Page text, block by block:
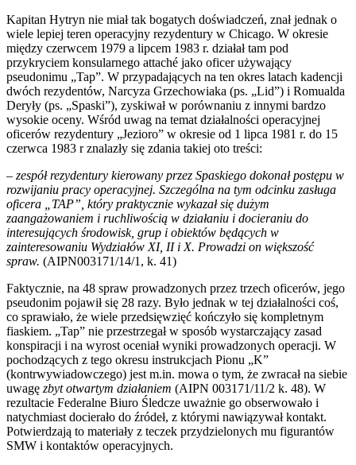
Kapitan Hytryn nie miał tak bogatych doświadczeń, znał jednak o
wiele lepiej teren operacyjny rezydentury w Chicago. W okresie
między czerwcem 1979 a lipcem 1983 r. działał tam pod
przykryciem konsularnego attaché jako oficer używający
pseudonimu „Tap”. W przypadających na ten okres latach kadencji
dwóch rezydentów, Narcyza Grzechowiaka (ps. „Lid”) i Romualda
Deryły (ps. „Spaski”), zyskiwał w porównaniu z innymi bardzo
wysokie oceny. Wśród uwag na temat działalności operacyjnej
oficerów rezydentury „Jezioro” w okresie od 1 lipca 1981 r. do 15
czerwca 1983 r znalazły się zdania takiej oto treści:
– zespół rezydentury kierowany przez Spaskiego dokonał postępu w
rozwijaniu pracy operacyjnej. Szczególna na tym odcinku zasługa
oficera „TAP”, który praktycznie wykazał się dużym
zaangażowaniem i ruchliwością w działaniu i docieraniu do
interesujących środowisk, grup i obiektów będących w
zainteresowaniu Wydziałów XI, II i X. Prowadzi on większość
spraw. (AIPN003171/14/1, k. 41)
Faktycznie, na 48 spraw prowadzonych przez trzech oficerów, jego
pseudonim pojawił się 28 razy. Było jednak w tej działalności coś,
co sprawiało, że wiele przedsięwzięć kończyło się kompletnym
fiaskiem. „Tap” nie przestrzegał w sposób wystarczający zasad
konspiracji i na wyrost oceniał wyniki prowadzonych operacji. W
pochodzących z tego okresu instrukcjach Pionu „K”
(kontrwywiadowczego) jest m.in. mowa o tym, że zwracał na siebie
uwagę zbyt otwartym działaniem (AIPN 003171/11/2 k. 48). W
rezultacie Federalne Biuro Śledcze uważnie go obserwowało i
natychmiast docierało do źródeł, z którymi nawiązywał kontakt.
Potwierdzają to materiały z teczek przydzielonych mu figurantów
SMW i kontaktów operacyjnych.